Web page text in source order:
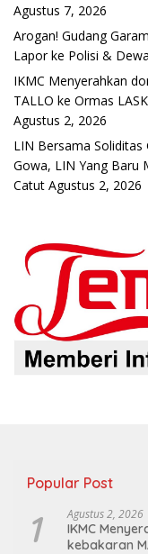
Agustus 7, 2026
Arogan! Gudang
Lapor ke Polisi &
IKMC Menyerahkan
TALLO ke Ormas
Agustus 2, 2026
LIN Bersama Soliditas
Gowa, LIN Yang Baru
Catut Agustus 2, 2026
Popular Post
1 Agustus 2, 2026
IKMC
kebakaran